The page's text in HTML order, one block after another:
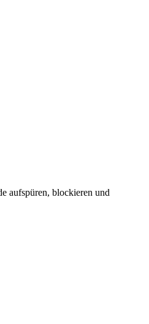
aufspüren, blockieren und